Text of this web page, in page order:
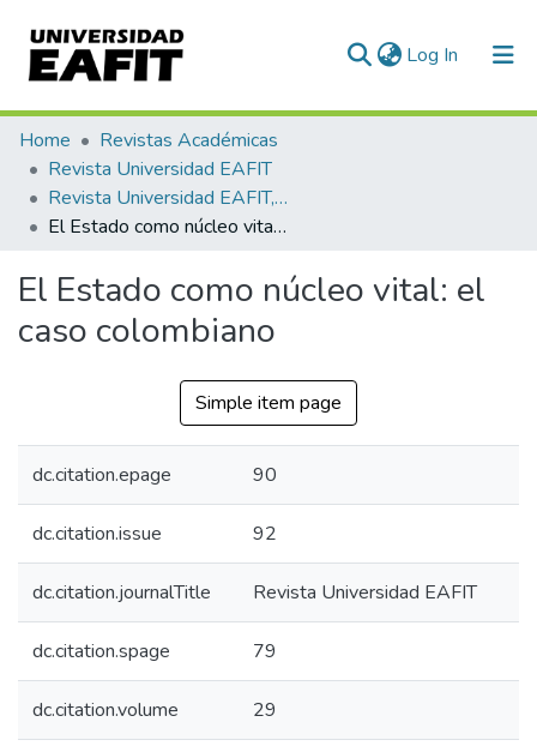
Log In (current)
Communities & Collections
All of DSpace
Statistics
Home
Revistas Académicas
Revista Universidad EAFIT
Revista Universidad EAFIT, Vol. 29, Núm. 092 (1993)
El Estado como núcleo vital: el caso colombiano
El Estado como núcleo vital: el
caso colombiano
Simple item page
dc.citation.epage 90
dc.citation.issue 92
dc.citation.journalTitle Revista Universidad EAFIT
dc.citation.spage 79
dc.citation.volume 29